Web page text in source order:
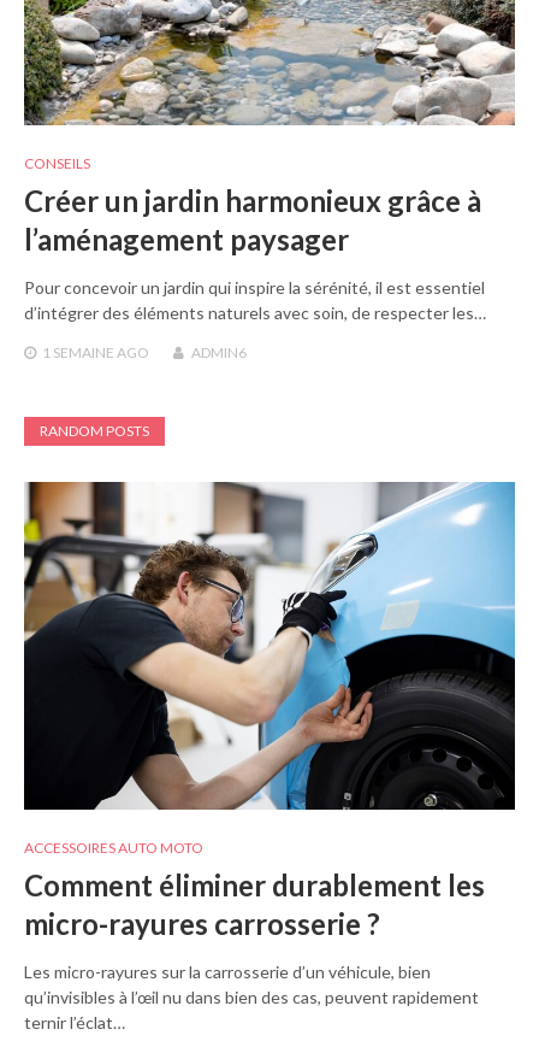
CONSEILS
Créer un jardin harmonieux grâce à
l’aménagement paysager
Pour concevoir un jardin qui inspire la sérénité, il est essentiel
d’intégrer des éléments naturels avec soin, de respecter les…
1 SEMAINE AGO ADMIN6
RANDOM POSTS
ACCESSOIRES AUTO MOTO
Comment éliminer durablement les
micro-rayures carrosserie ?
Les micro-rayures sur la carrosserie d’un véhicule, bien
qu’invisibles à l’œil nu dans bien des cas, peuvent rapidement
ternir l’éclat…